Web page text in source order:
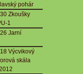
pohár
Zkoušky
1
Jarní
Výcvikový
skála